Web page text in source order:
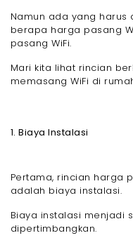
Namun ada yang
berapa harga pasang
pasang WiFi.
Mari kita lihat rincian
memasang WiFi di
1. Biaya Instalasi
Pertama, rincian harga
adalah biaya instalasi.
Biaya instalasi menjadi
dipertimbangkan.